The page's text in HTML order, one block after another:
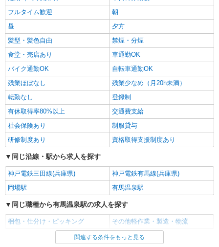
フルタイム歓迎
朝
昼
夕方
髪型・髪色自由
禁煙・分煙
食堂・売店あり
車通勤OK
バイク通勤OK
自転車通勤OK
残業ほぼなし
残業少なめ（月20h未満）
転勤なし
登録制
有休取得率80%以上
交通費支給
社会保険あり
制服貸与
研修制度あり
資格取得支援制度あり
同じ沿線・駅から求人を探す
神戸電鉄三田線(兵庫県)
神戸電鉄有馬線(兵庫県)
岡場駅
有馬温泉駅
同じ職種から有馬温泉駅の求人を探す
梱包・仕分け・ピッキング その他軽作業・製造・物流
同じ雇用形態から有馬温泉駅の求人を探す
関連する条件をもっと見る